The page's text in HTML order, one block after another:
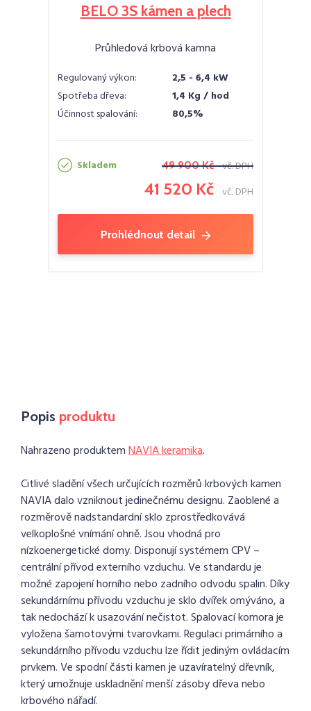
BELO 3S kámen a plech
Průhledová krbová kamna
Regulovaný výkon:
2,5 - 6,4 kW
Spotřeba dřeva:
1,4 Kg / hod
Účinnost spalování:
80,5%
Skladem 49 900 Kč vč. DPH
41 520 Kč vč. DPH
Prohlédnout detail
Popis produktu
Nahrazeno produktemNAVIA keramika.
Citlivé sladění všech určujících rozměrů krbových kamen
NAVIA dalo vzniknout jedinečnému designu. Zaoblené a
rozměrově nadstandardní sklo zprostředkovává
velkoplošné vnímání ohně. Jsou vhodná pro
nízkoenergetické domy. Disponují systémem CPV –
centrální přívod externího vzduchu. Ve standardu je
možné zapojení horního nebo zadního odvodu spalin. Díky
sekundárnímu přívodu vzduchu je sklo dvířek omýváno, a
tak nedochází k usazování nečistot. Spalovací komora je
vyložena šamotovými tvarovkami. Regulaci primárního a
sekundárního přívodu vzduchu lze řídit jediným ovládacím
prvkem. Ve spodní části kamen je uzavíratelný dřevník,
který umožnuje uskladnění menší zásoby dřeva nebo
krbového nářadí.